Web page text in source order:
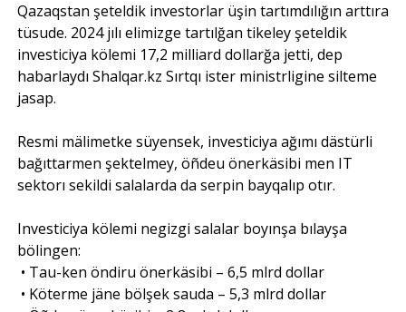
Qazaqstan şeteldik investorlar üşin tartımdılığın arttıra
tüsude. 2024 jılı elimizge tartılğan tikeley şeteldik
investiciya kölemi 17,2 milliard dollarğa jetti, dep
habarlaydı Shalqar.kz Sırtqı ister ministrligine silteme
jasap.
Resmi mälimetke süyensek, investiciya ağımı dästürli
bağıttarmen şektelmey, öñdeu önerkäsibi men IT
sektorı sekildi salalarda da serpin bayqalıp otır.
Investiciya kölemi negizgi salalar boyınşa bılayşa
bölingen:
• Tau-ken öndiru önerkäsibi – 6,5 mlrd dollar
• Köterme jäne bölşek sauda – 5,3 mlrd dollar